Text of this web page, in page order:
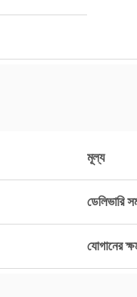
মূল্য
ডেলিভারি
যোগানের